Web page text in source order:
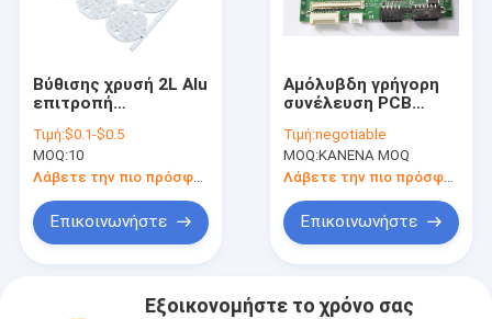
Βύθισης χρυσή 2L Alu
επιτροπή
φωτός PCB
οδηγημένη OSP
Τιμή:$0.1-$0.5
MOQ:10
Λάβετε την πιο πρόσφατη τιμή
Επικοινωνήστε
Αμόλυβδη γρήγορη
συνέλευση PCB
για τη χρέωση της
ενότητας
Τιμή:negotiable
MOQ:ΚΑΝΕΝΑ MOQ
Επικοινωνήστε
Εξοικονομήστε το χρόνο σας